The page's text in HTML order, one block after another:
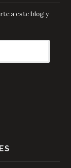
a este blog y